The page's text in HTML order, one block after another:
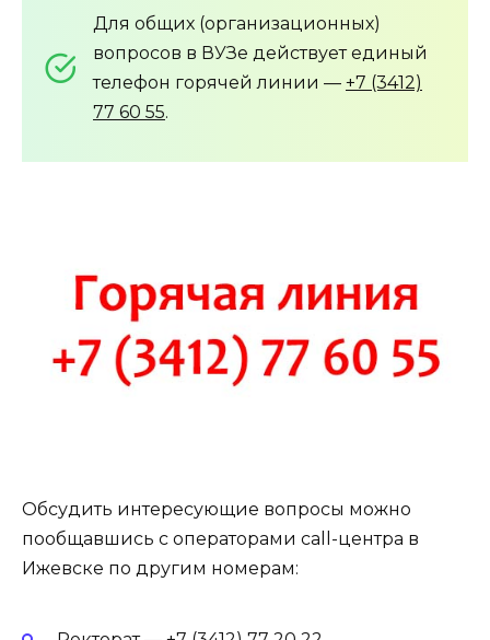
Для общих (организационных)
вопросов в ВУЗе действует единый
телефон горячей линии — +7 (3412)
77 60 55.
Обсудить интересующие вопросы можно
пообщавшись с операторами call-центра в
Ижевске по другим номерам: